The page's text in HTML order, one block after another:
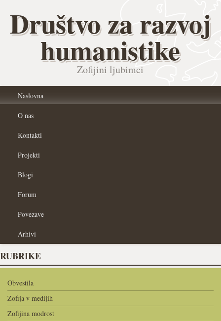
Društvo za razvoj
humanistike
Zofijini ljubimci
Naslovna
O nas
Kontakti
Projekti
Blogi
Forum
Povezave
Arhivi
RUBRIKE
Obvestila
Zofija v medijih
Zofijina modrost